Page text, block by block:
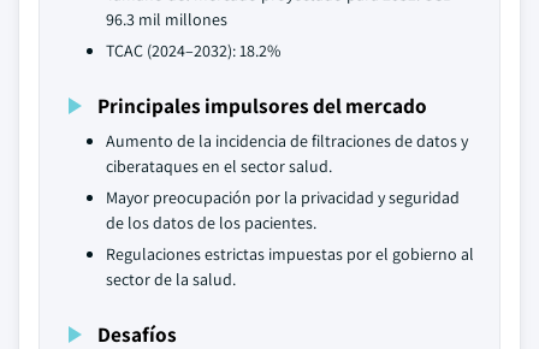
96.3 mil millones
TCAC (2024–2032): 18.2%
Principales impulsores del mercado
Aumento de la incidencia de filtraciones de datos y
ciberataques en el sector salud.
Mayor preocupación por la privacidad y seguridad
de los datos de los pacientes.
Regulaciones estrictas impuestas por el gobierno al
sector de la salud.
Desafíos